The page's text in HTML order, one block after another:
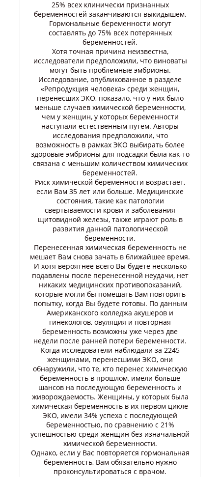
25% всех клинически признанных
беременностей заканчиваются выкидышем.
Гормональные беременности могут
составлять до 75% всех потерянных
беременностей.
Хотя точная причина неизвестна,
исследователи предположили, что виноваты
могут быть проблемные эмбрионы.
Исследование, опубликованное в разделе
«Репродукция человека» среди женщин,
перенесших ЭКО, показало, что у них было
меньше случаев химической беременности,
чем у женщин, у которых беременности
наступали естественным путем. Авторы
исследования предположили, что
возможность в рамках ЭКО выбирать более
здоровые эмбрионы для подсадки была как-то
связана с меньшим количеством химических
беременностей.
Риск химической беременности возрастает,
если Вам 35 лет или больше. Медицинские
состояния, такие как патологии
свертываемости крови и заболевания
щитовидной железы, также играют роль в
развития данной патологической
беременности.
Перенесенная химическая беременность не
мешает Вам снова зачать в ближайшее время.
И хотя вероятнее всего Вы будете несколько
подавлены после перенесенной неудачи, нет
никаких медицинских противопоказаний,
которые могли бы помешать Вам повторить
попытку, когда Вы будете готовы. По данным
Американского колледжа акушеров и
гинекологов, овуляция и повторная
беременность возможны уже через две
недели после ранней потери беременности.
Когда исследователи наблюдали за 2245
женщинами, перенесшими ЭКО, они
обнаружили, что те, кто перенес химическую
беременность в прошлом, имели больше
шансов на последующую беременность и
живорождаемость. Женщины, у которых была
химическая беременность в их первом цикле
ЭКО, имели 34% успеха с последующей
беременностью, по сравнению с 21%
успешностью среди женщин без изначальной
химической беременности.
Однако, если у Вас повторяется гормональная
беременность, Вам обязательно нужно
проконсультироваться с врачом.